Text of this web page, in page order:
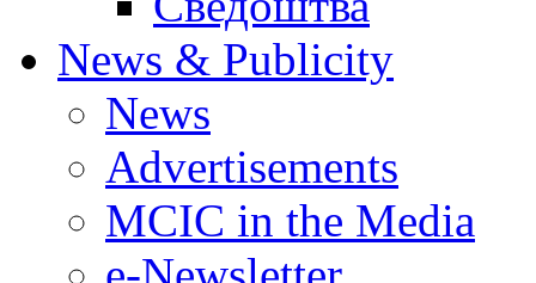
News & Publicity
News
Advertisements
MCIC in the Media